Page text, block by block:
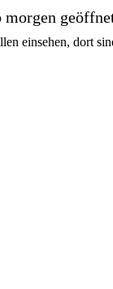
einsehen, dort